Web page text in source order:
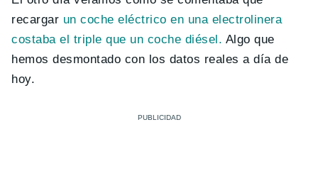
recargar un coche eléctrico en una electrolinera
costaba el triple que un coche diésel. Algo que
hemos desmontado con los datos reales a día de
hoy.